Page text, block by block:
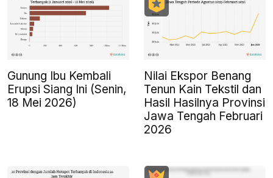
Gunung Ibu Kembali
Erupsi Siang Ini (Senin,
18 Mei 2026)
Nilai Ekspor Benang
Tenun Kain Tekstil dan
Hasil Hasilnya Provinsi
Jawa Tengah Februari
2026